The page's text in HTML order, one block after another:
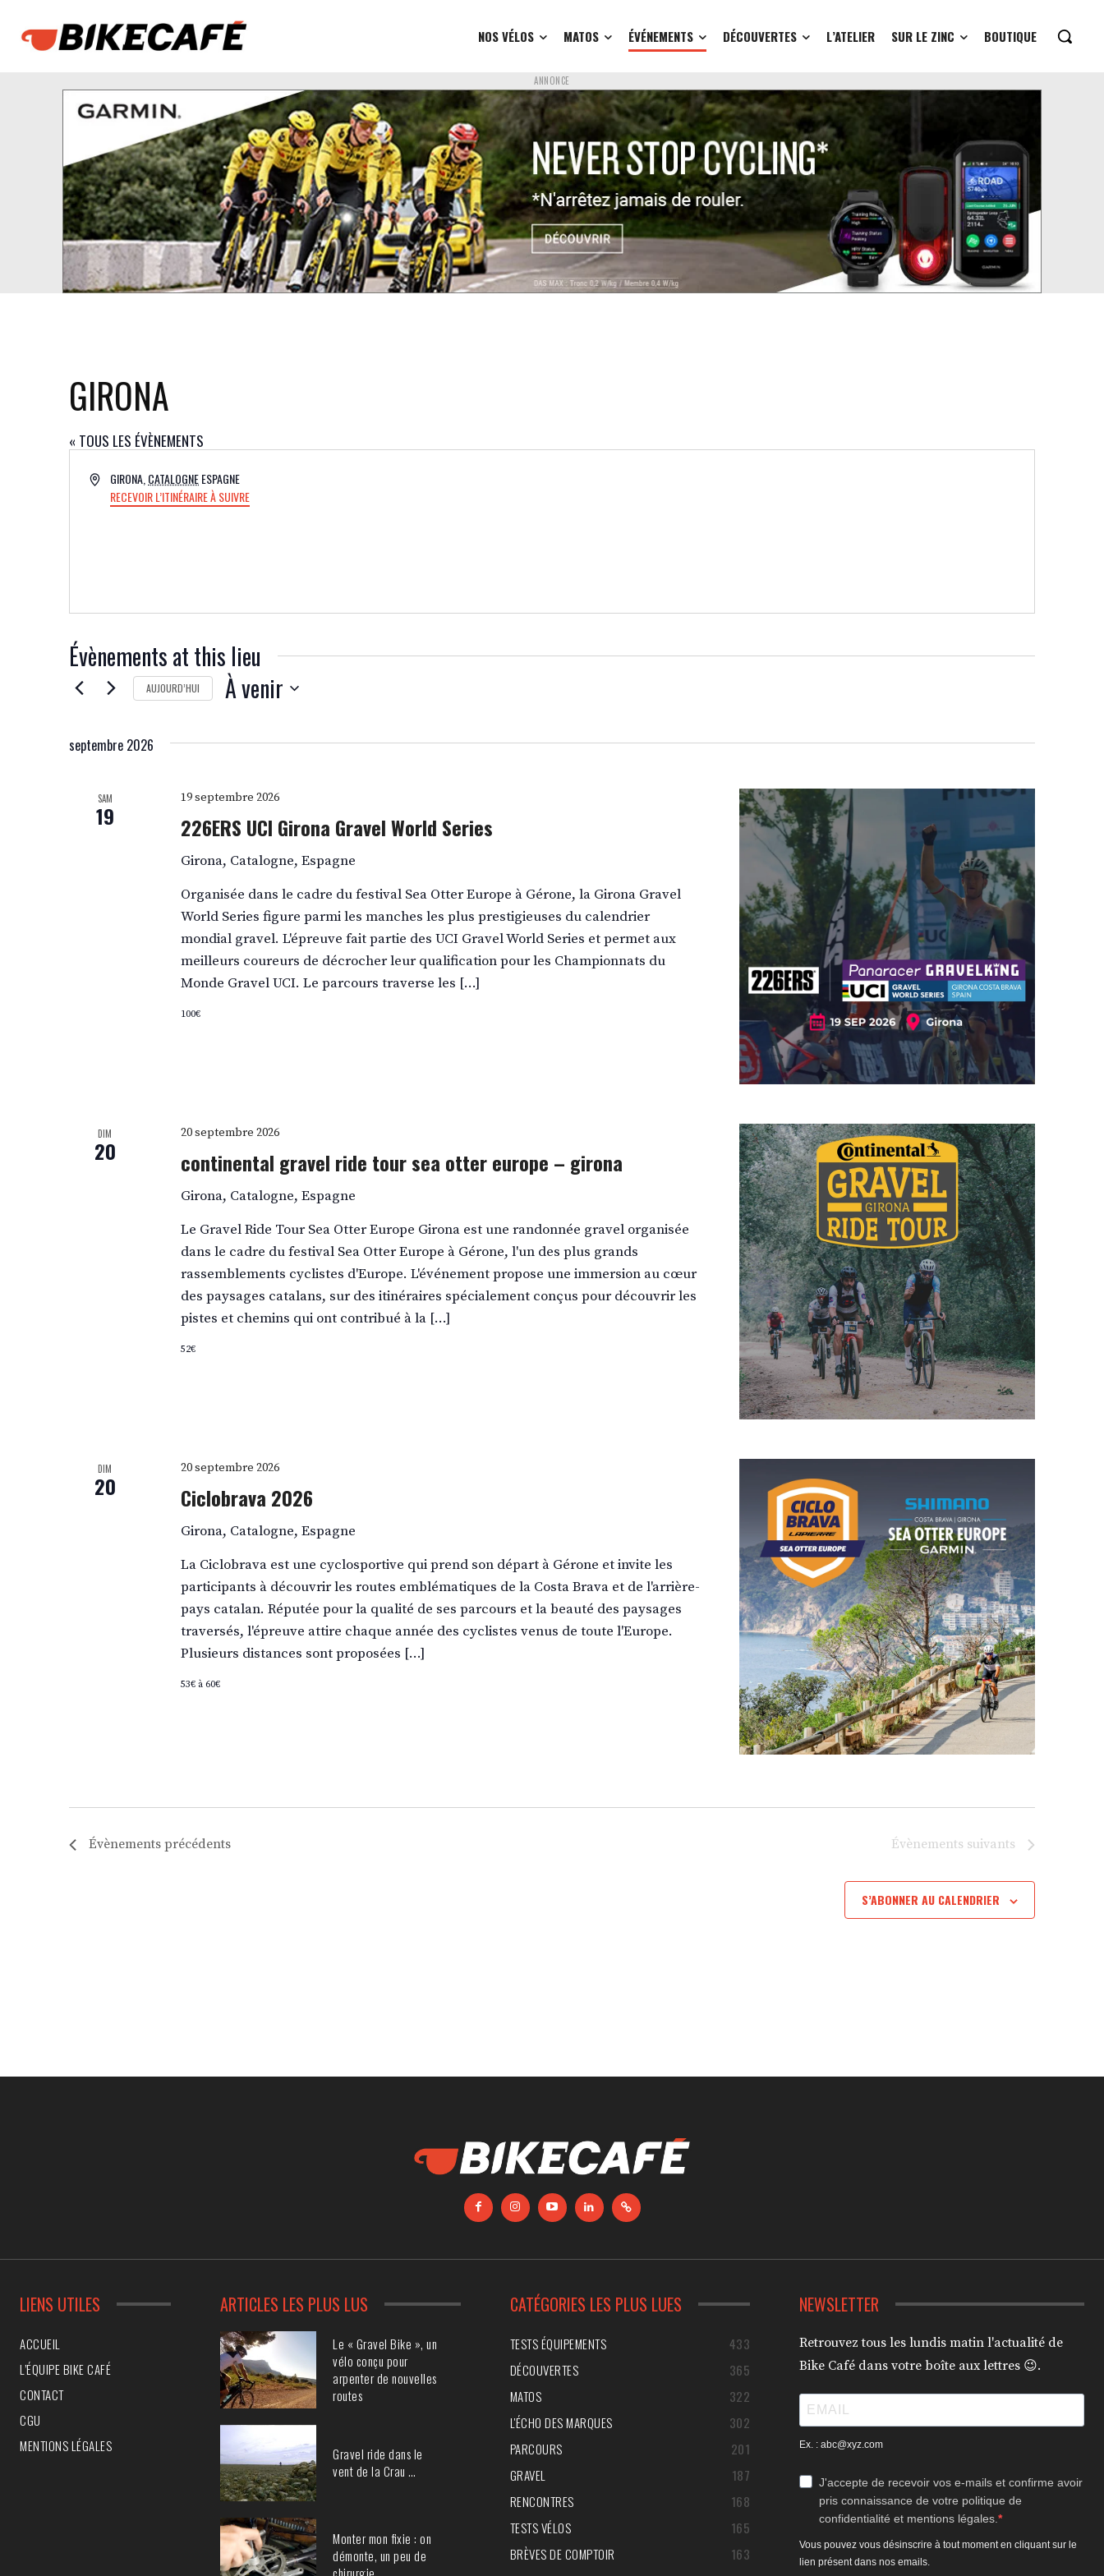
NOS VÉLOS MATOS ÉVÉNEMENTS DÉCOUVERTES L’ATELIER SUR LE ZINC BOUTIQUE
ANNONCE
GIRONA
« TOUS LES ÉVÈNEMENTS
ADRESSEGIRONA,CATALOGNEESPAGNE
RECEVOIR L’ITINÉRAIRE À SUIVRE
Évènements at this lieu
AUJOURD’HUI À venir
DATE.
septembre 2026
SAM
19 226ERS UCI Girona Gravel World Series
19 septembre 2026
Girona, Catalogne, Espagne
Organisée dans le cadre du festival Sea Otter Europe à Gérone, la Girona Gravel
World Series figure parmi les manches les plus prestigieuses du calendrier
mondial gravel. L'épreuve fait partie des UCI Gravel World Series et permet aux
meilleurs coureurs de décrocher leur qualification pour les Championnats du
Monde Gravel UCI. Le parcours traverse les […]
100€
DIM
20 continental gravel ride tour sea otter europe – girona
20 septembre 2026
Girona, Catalogne, Espagne
Le Gravel Ride Tour Sea Otter Europe Girona est une randonnée gravel organisée
dans le cadre du festival Sea Otter Europe à Gérone, l'un des plus grands
rassemblements cyclistes d'Europe. L'événement propose une immersion au cœur
des paysages catalans, sur des itinéraires spécialement conçus pour découvrir les
pistes et chemins qui ont contribué à la […]
52€
DIM
20 Ciclobrava 2026
20 septembre 2026
Girona, Catalogne, Espagne
La Ciclobrava est une cyclosportive qui prend son départ à Gérone et invite les
participants à découvrir les routes emblématiques de la Costa Brava et de l'arrière-
pays catalan. Réputée pour la qualité de ses parcours et la beauté des paysages
traversés, l'épreuve attire chaque année des cyclistes venus de toute l'Europe.
Plusieurs distances sont proposées […]
53€ à 60€
Évènements précédents Évènements suivants
S’ABONNER AU CALENDRIER
LIENS UTILES
ACCUEIL
L’ÉQUIPE BIKE CAFÉ
CONTACT
CGU
MENTIONS LÉGALES
ARTICLES LES PLUS LUS
Le « Gravel Bike », un
vélo conçu pour
arpenter de nouvelles
routes
Gravel ride dans le
vent de la Crau …
Monter mon fixie : on
démonte, un peu de
CATÉGORIES LES PLUS LUES
TESTS ÉQUIPEMENTS
433
DÉCOUVERTES
365
MATOS
322
L'ÉCHO DES MARQUES
302
PARCOURS
201
GRAVEL
187
RENCONTRES
168
TESTS VÉLOS
165
BRÈVES DE COMPTOIR
163
NEWSLETTER
Retrouvez tous les lundis matin l'actualité de
Bike Café dans votre boîte aux lettres 😉.
Ex. : abc@xyz.com
J'accepte de recevoir vos e-mails et confirme avoir
pris connaissance de votre politique de
confidentialité et mentions légales.
Vous pouvez vous désinscrire à tout moment en cliquant sur le
lien présent dans nos emails.